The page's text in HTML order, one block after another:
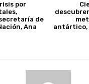
por
de
Ana
antártico,